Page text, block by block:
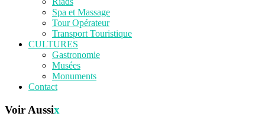
Spa et Massage
Tour Opérateur
Transport Touristique
CULTURES
Gastronomie
Musées
Monuments
Contact
Voir Aussix